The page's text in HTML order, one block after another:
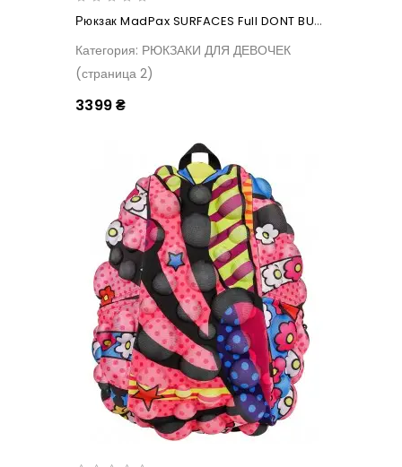
Рюкзак MadPax SURFACES Full DONT BURST MY BUBBLE
Категория: РЮКЗАКИ ДЛЯ ДЕВОЧЕК
(страница 2)
3399 ₴